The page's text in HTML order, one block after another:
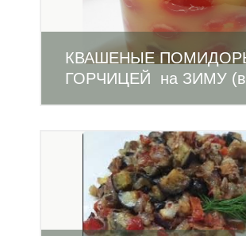
КВАШЕНЫЕ
ГОРЧИЦЕЙ на ЗИМУ